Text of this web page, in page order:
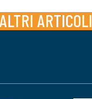
ALTRI ARTICOLI